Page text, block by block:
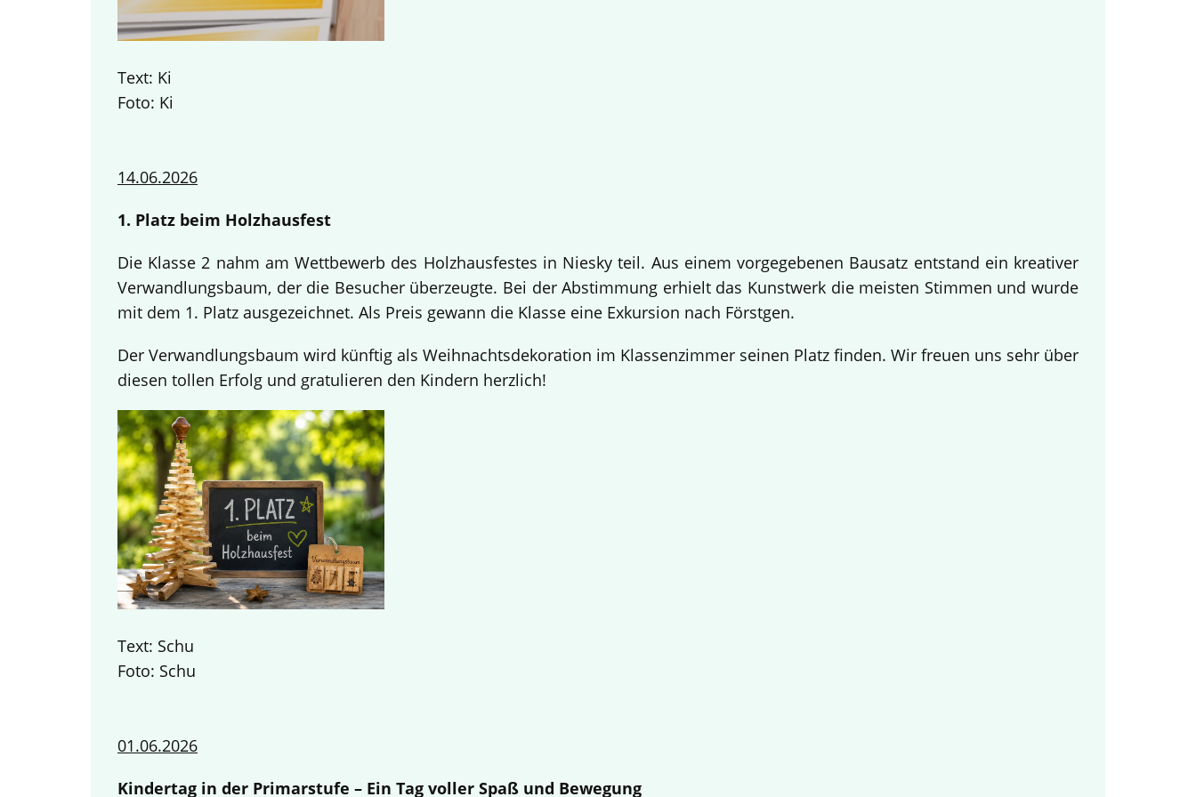
Text: Ki
Foto: Ki
14.06.2026
1. Platz beim Holzhausfest
Die Klasse 2 nahm am Wettbewerb des Holzhausfestes in Niesky teil. Aus einem vorgegebenen Bausatz entstand ein kreativer
Verwandlungsbaum, der die Besucher überzeugte. Bei der Abstimmung erhielt das Kunstwerk die meisten Stimmen und wurde
mit dem 1. Platz ausgezeichnet. Als Preis gewann die Klasse eine Exkursion nach Förstgen.
Der Verwandlungsbaum wird künftig als Weihnachtsdekoration im Klassenzimmer seinen Platz finden. Wir freuen uns sehr über
diesen tollen Erfolg und gratulieren den Kindern herzlich!
Text: Schu
Foto: Schu
01.06.2026
Kindertag in der Primarstufe – Ein Tag voller Spaß und Bewegung